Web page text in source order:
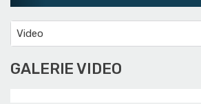
Video
GALERIE VIDEO